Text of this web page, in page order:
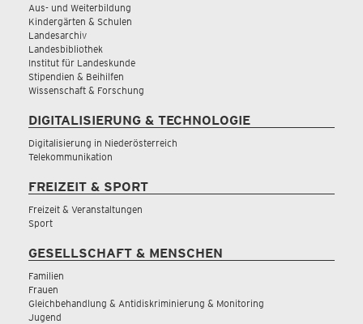
Aus- und Weiterbildung
Kindergärten & Schulen
Landesarchiv
Landesbibliothek
Institut für Landeskunde
Stipendien & Beihilfen
Wissenschaft & Forschung
DIGITALISIERUNG & TECHNOLOGIE
Digitalisierung in Niederösterreich
Telekommunikation
FREIZEIT & SPORT
Freizeit & Veranstaltungen
Sport
GESELLSCHAFT & MENSCHEN
Familien
Frauen
Gleichbehandlung & Antidiskriminierung & Monitoring
Jugend